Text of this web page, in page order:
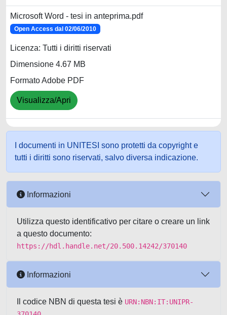
Microsoft Word - tesi in anteprima.pdf
Open Access dal 02/06/2010
Licenza: Tutti i diritti riservati
Dimensione 4.67 MB
Formato Adobe PDF
Visualizza/Apri
I documenti in UNITESI sono protetti da copyright e
tutti i diritti sono riservati, salvo diversa indicazione.
Informazioni
Utilizza questo identificativo per citare o creare un link
a questo documento:
https://hdl.handle.net/20.500.14242/370140
Informazioni
Il codice NBN di questa tesi è URN:NBN:IT:UNIPR-